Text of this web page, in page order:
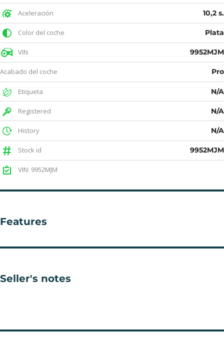
Aceleración 10,2 s.
Color del coche Plata
VIN 9952MJM
Acabado del coche Pro
Etiqueta N/A
Registered N/A
History N/A
Stock id 9952MJM
VIN: 9952MJM
Features
Seller's notes